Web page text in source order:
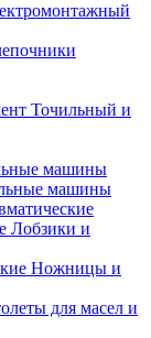
Точильный и
машины
машины
Лобзики и
Ножницы и
для масел и